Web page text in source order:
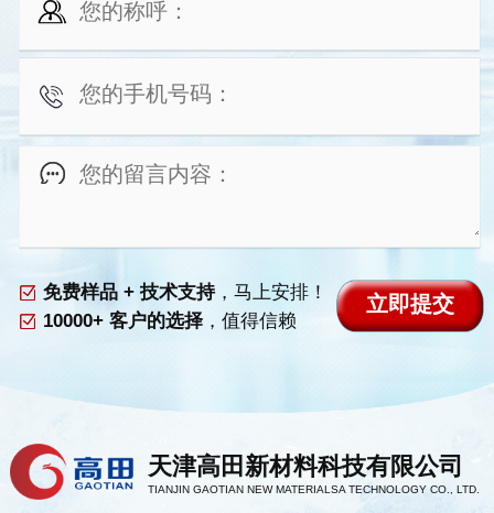
免费样品 + 技术支持，马上安排！
10000+ 客户的选择，值得信赖
天津高田新材料科技有限公司
TIANJIN GAOTIAN NEW MATERIALSA TECHNOLOGY CO., LTD.